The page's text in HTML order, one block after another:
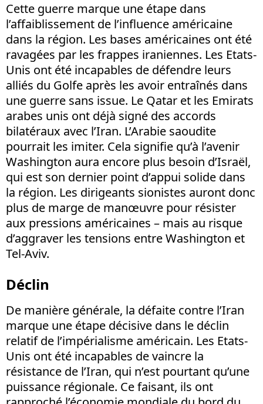
Cette guerre marque une étape dans
l’affaiblissement de l’influence américaine
dans la région. Les bases américaines ont été
ravagées par les frappes iraniennes. Les Etats-
Unis ont été incapables de défendre leurs
alliés du Golfe après les avoir entraînés dans
une guerre sans issue. Le Qatar et les Emirats
arabes unis ont déjà signé des accords
bilatéraux avec l’Iran. L’Arabie saoudite
pourrait les imiter. Cela signifie qu’à l’avenir
Washington aura encore plus besoin d’Israël,
qui est son dernier point d’appui solide dans
la région. Les dirigeants sionistes auront donc
plus de marge de manœuvre pour résister
aux pressions américaines – mais au risque
d’aggraver les tensions entre Washington et
Tel-Aviv.
Déclin
De manière générale, la défaite contre l’Iran
marque une étape décisive dans le déclin
relatif de l’impérialisme américain. Les Etats-
Unis ont été incapables de vaincre la
résistance de l’Iran, qui n’est pourtant qu’une
puissance régionale. Ce faisant, ils ont